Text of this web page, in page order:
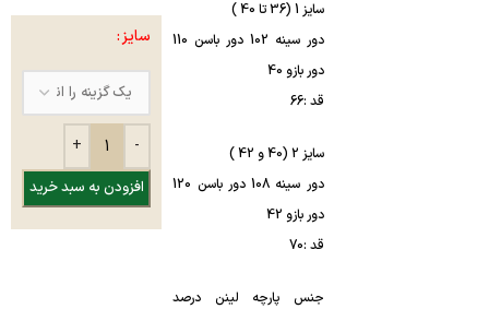
سایز 1 (36 تا 40 )
دور سینه 102 دور باسن 110
دور بازو 40
قد :66
سایز 2 (40 و 42 )
دور سینه 108 دور باسن 120
دور بازو 42
قد :70
جنس پارچه لینن درصد
سایز
افزودن به سبد خرید